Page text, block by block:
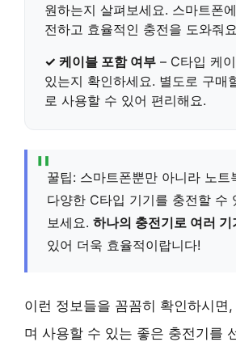
원하는지 살펴보세요. 스마트폰
전하고 효율적인 충전을 도와줘
✓ 케이블 포함 여부 – C타입 케
있는지 확인하세요. 별도로 구매
로 사용할 수 있어 편리해요.
꿀팁: 스마트폰뿐만 아니라 노트
다양한 C타입 기기를 충전할 수
보세요. 하나의 충전기로 여러 기
있어 더욱 효율적이랍니다!
이런 정보들을 꼼꼼히 확인하시면
며 사용할 수 있는 좋은 충전기를